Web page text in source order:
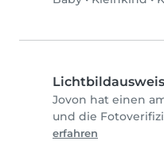
Lichtbildausweis
Jovon hat einen
und die
erfahren